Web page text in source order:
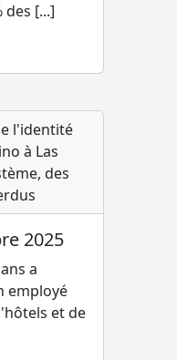
des [...]
l'identité
à Las
des
2025
a
employé
et de